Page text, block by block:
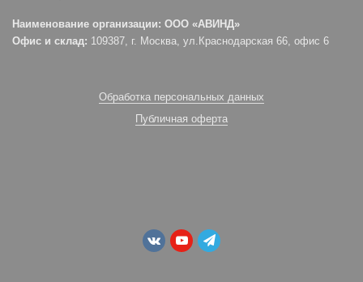
Наименование организации: ООО «АВИНД»
Офис и склад: 109387, г. Москва, ул.Краснодарская 66, офис 6
Обработка персональных данных
Публичная оферта